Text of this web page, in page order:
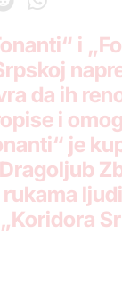
i
da ih
i
je